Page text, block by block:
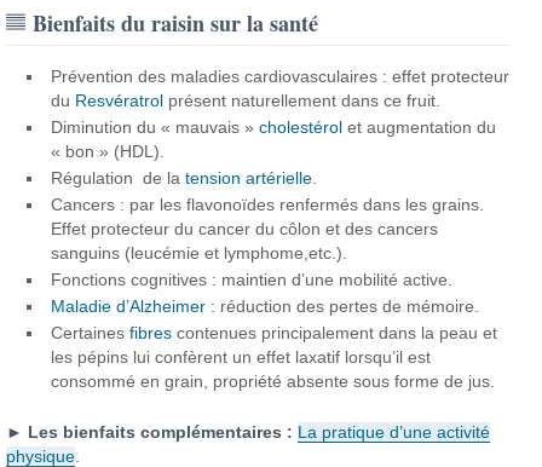
Bienfaits du raisin sur la santé
Prévention des maladies cardiovasculaires : effet protecteur
du Resvératrol présent naturellement dans ce fruit.
Diminution du « mauvais »cholestérol et augmentation du
« bon » (HDL).
Régulation de latension artérielle
Cancers : par les flavonoïdes renfermés dans les grains.
Effet protecteur du cancer du côlon et des cancers
sanguins (leucémie et lymphome,etc.).
Fonctions cognitives : maintien d’une mobilité active.
Maladie d’Alzheimer : réduction des pertes de mémoire.
Certainesfibres contenues principalement dans la peau et
les pépins lui confèrent un effet laxatif lorsqu’il est
consommé en grain, propriété absente sous forme de jus.
► Les bienfaits complémentaires : La pratique d’une activité
physique